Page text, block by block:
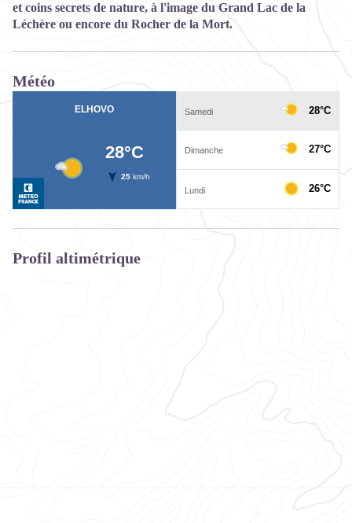
et coins secrets de nature, à l'image du Grand Lac de la
Léchère ou encore du Rocher de la Mort.
Météo
Profil altimétrique